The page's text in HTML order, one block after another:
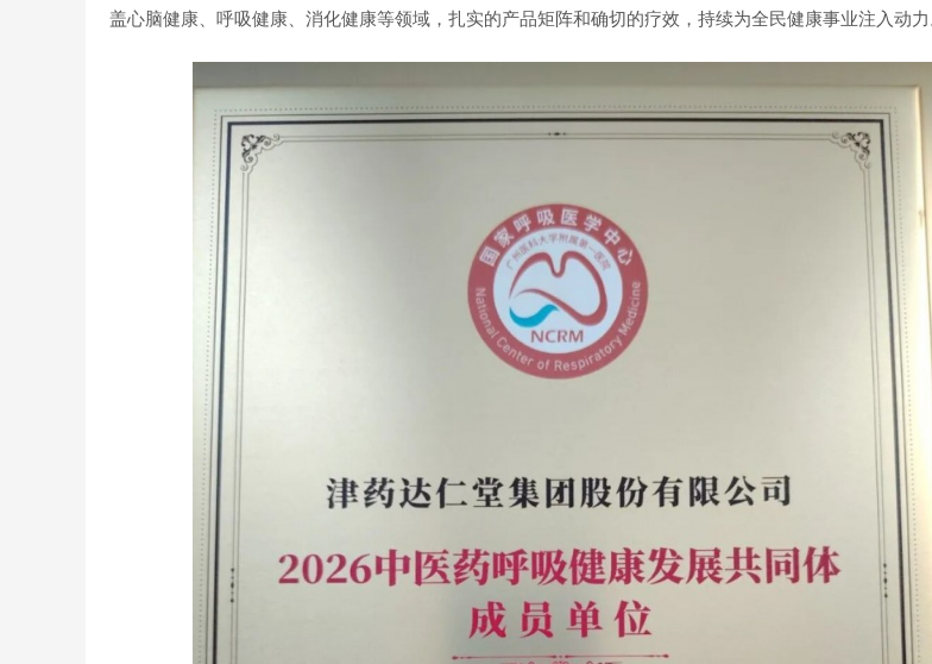
盖心脑健康、呼吸健康、消化健康等领域，扎实的产品矩阵和确切的疗效，持续为全民健康事业注入动力